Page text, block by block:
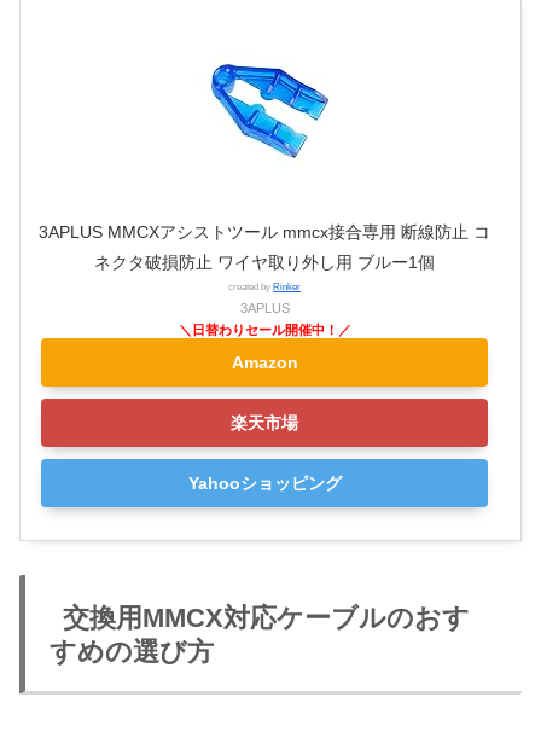
3APLUS MMCXアシストツール mmcx接合専用 断線防止 コ
ネクタ破損防止 ワイヤ取り外し用 ブルー1個
created by Rinker
3APLUS
Amazon
楽天市場
Yahooショッピング
交換用MMCX対応ケーブルのおす
すめの選び方